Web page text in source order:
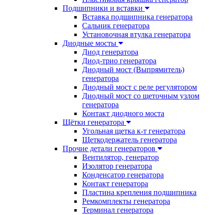
Подшипники и вставки
Вставка подшипника генератора
Сальник генератора
Установочная втулка генератора
Диодные мосты
Диод генератора
Диод-трио генератора
Диодный мост (Выпрямитель)
генератора
Диодный мост с реле регулятором
Диодный мост со щеточным узлом
генератора
Контакт диодного моста
Щётки генератора
Угольная щетка к-т генератора
Щеткодержатель генератора
Прочие детали генераторов
Вентилятор, генератор
Изолятор генератора
Конденсатор генератора
Контакт генератора
Пластина крепления подшипника
Ремкомплекты генератора
Терминал генератора